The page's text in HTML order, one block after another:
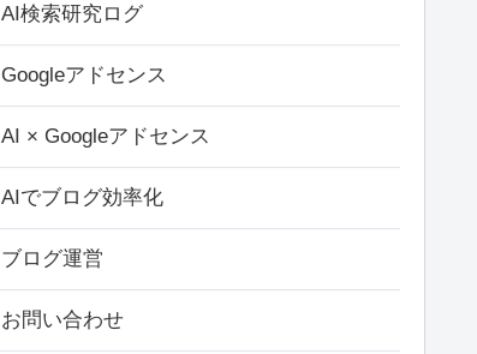
AI検索研究ログ
Googleアドセンス
AI × Googleアドセンス
AIでブログ効率化
ブログ運営
お問い合わせ